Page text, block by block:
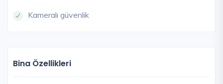
Kameralı güvenlik
Bina Özellikleri